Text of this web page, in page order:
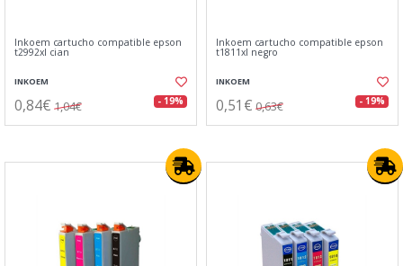
Inkoem cartucho compatible epson
t2992xl cian
INKOEM
0,84€ 1,04€ - 19%
Inkoem cartucho compatible epson
t1811xl negro
INKOEM
0,51€ 0,63€ - 19%